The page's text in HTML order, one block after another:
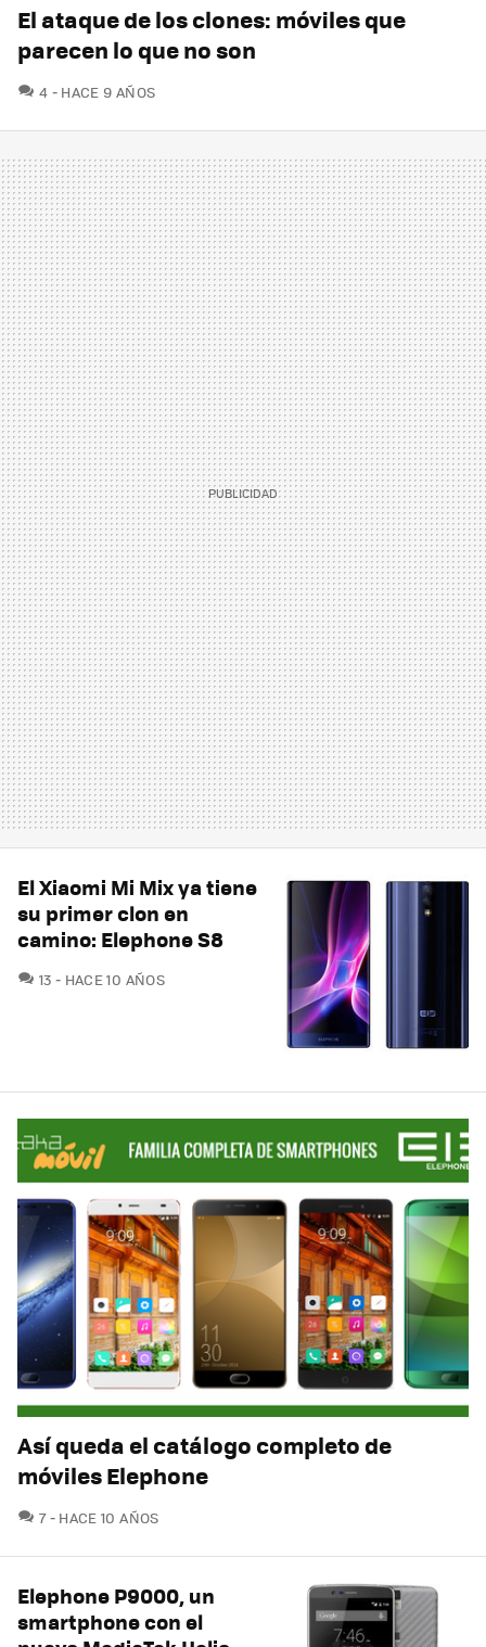
El ataque de los clones: móviles que
parecen lo que no son
4 COMENTARIOS
HACE 9 AÑOS
El Xiaomi Mi Mix ya tiene
su primer clon en
camino: Elephone S8
13 COMENTARIOS
HACE 10 AÑOS
Así queda el catálogo completo de
móviles Elephone
7COMENTARIOS
HACE 10 AÑOS
Elephone P9000, un
smartphone con el